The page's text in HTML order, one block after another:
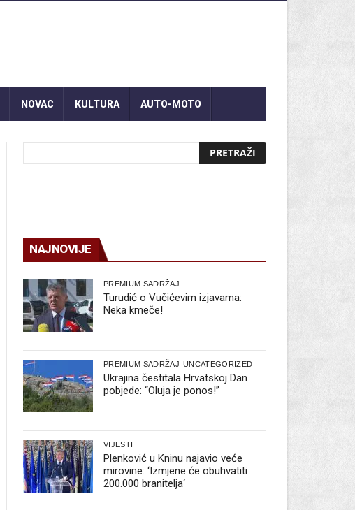
NOVAC KULTURA AUTO-MOTO
NAJNOVIJE
PREMIUM SADRŽAJ
Turudić o Vučićevim izjavama:
Neka kmeče!
PREMIUM SADRŽAJ UNCATEGORIZED
Ukrajina čestitala Hrvatskoj Dan
pobjede: “Oluja je ponos!”
VIJESTI
Plenković u Kninu najavio veće
mirovine: ‘Izmjene će obuhvatiti
200.000 branitelja‘